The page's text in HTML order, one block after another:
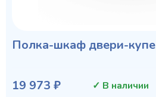
Полка-шкаф двери-купе
19 973 ₽ ✓ В наличии